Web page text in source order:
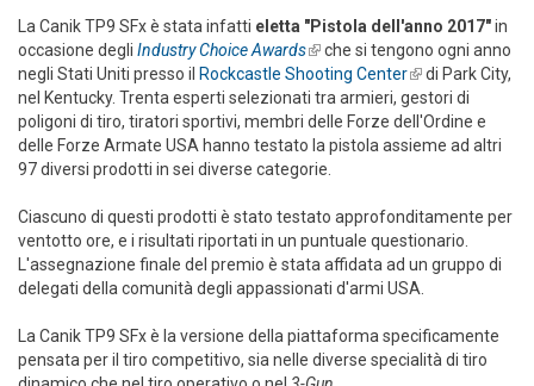
La Canik TP9 SFx è stata infatti eletta "Pistola dell'anno 2017"in
occasione degli Industry Choice Awards(link is external)
che si tengono ogni anno
negli Stati Uniti presso il Rockcastle Shooting Center(link is
external)
di Park City,
nel Kentucky. Trenta esperti selezionati tra armieri, gestori di
poligoni di tiro, tiratori sportivi, membri delle Forze dell'Ordine e
delle Forze Armate USA hanno testato la pistola assieme ad altri
97 diversi prodotti in sei diverse categorie.
Ciascuno di questi prodotti è stato testato approfonditamente per
ventotto ore, e i risultati riportati in un puntuale questionario.
L'assegnazione finale del premio è stata affidata ad un gruppo di
delegati della comunità degli appassionati d'armi USA.
La Canik TP9 SFx è la versione della piattaforma specificamente
pensata per il tiro competitivo, sia nelle diverse specialità di tiro